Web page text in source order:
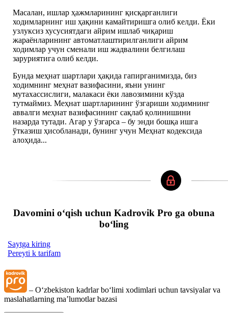
Масалан, ишлар ҳажмларининг қисқарганлиги
ходимларнинг иш ҳақини камайтиришга олиб келди. Ёки
узлуксиз хусусиятдаги айрим ишлаб чиқариш
жараёнларининг автоматлаштирилганлиги айрим
ходимлар учун сменали иш жадвалини белгилаш
заруриятига олиб келди.
Бунда меҳнат шартлари ҳақида гапирганимизда, биз
ходимнинг меҳнат вазифасини, яъни унинг
мутахассислиги, малакаси ёки лавозимини кўзда
тутмаймиз. Меҳнат шартларининг ўзгариши ходимнинг
аввалги меҳнат вазифасининг сақлаб қолинишини
назарда тутади. Агар у ўзгарса – бу энди бошқа ишга
ўтказиш ҳисобланади, бунинг учун Меҳнат кодексида
алоҳида...
Davomini oʻqish uchun Kadrovik Pro ga obuna
boʻling
Saytga kiring
Pereyti k tarifam
– Oʻzbekiston kadrlar boʻlimi хodimlari uchun tavsiyalar va
maslahatlarning ma’lumotlar bazasi